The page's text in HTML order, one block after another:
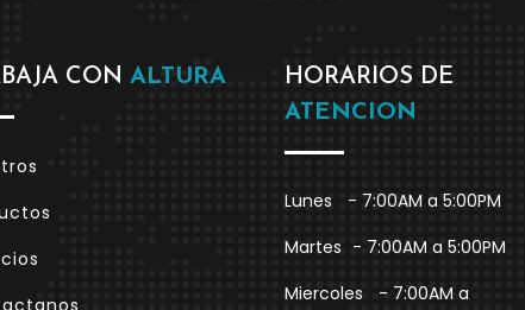
CON ALTURA
HORARIOS DE
ATENCION
Lunes
- 7:00AM a 5:00PM
Martes - 7:00AM a 5:00PM
Miercoles
- 7:00AM a